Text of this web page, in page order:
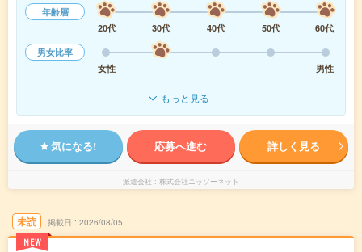
年齢層
20代
30代 40代 50代
60代
男女比率
女性
男性
もっと見る
気になる! 応募へ進む 詳しく見る
派遣会社 株式会社ニッソーネット
未読
NEW
掲載日 2026/08/05